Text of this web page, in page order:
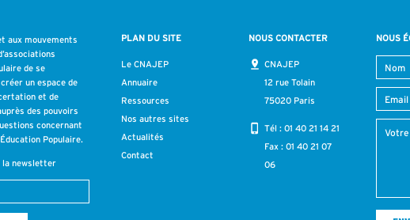
aux mouvements
de se
un espace de
et de
des pouvoirs
concernant
Populaire.
la newsletter
PLAN DU SITE
Le CNAJEP
Annuaire
Ressources
Nos autres sites
Actualités
Contact
NOUS CONTACTER
CNAJEP
12 rue Tolain
75020 Paris
Tél : 01 40 21 14 21
Fax : 01 40 21 07
06
NOUS